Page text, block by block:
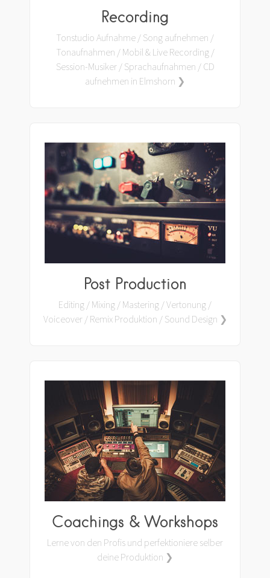
Recording
Tonstudio Aufnahme / Song aufnehmen /
Tonaufnahmen / Mobil & Live Recording /
Session-Musiker / Sprachaufnahmen / CD
aufnehmen in Elmshorn ❯
Post Production
Editing / Mixing / Mastering / Vertonung /
Voiceover / Remix Produktion / Sound Design ❯
Coachings & Workshops
Lerne von den Profis und perfektioniere selber
deine Produktion ❯